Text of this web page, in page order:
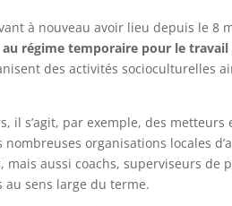
à nouveau avoir lieu depuis le 8
régime temporaire pour le travail
des activités socioculturelles
il s’agit, par exemple, des metteurs
organisations locales
aussi coachs, superviseurs de
au sens large du terme.